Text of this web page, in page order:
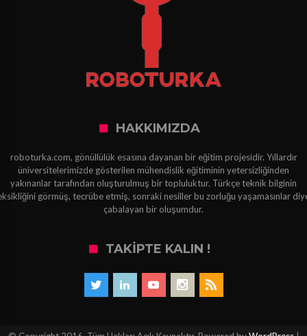
HAKKIMIZDA
roboturka.com, gönüllülük esasına dayanan bir eğitim projesidir. Yıllardır
üniversitelerimizde gösterilen mühendislik eğitiminin yetersizliğinden
yakınanlar tarafından oluşturulmuş bir topluluktur. Türkçe teknik bilginin
görmüş, tecrübe etmiş, sonraki nesiller bu zorluğu yaşamasınlar
çabalayan bir oluşumdur.
TAKIPTE KALIN !